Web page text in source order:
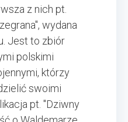
z nich pt.
wydana
Jest to zbiór
polskimi
którzy
swoimi
pt. "Dziwny